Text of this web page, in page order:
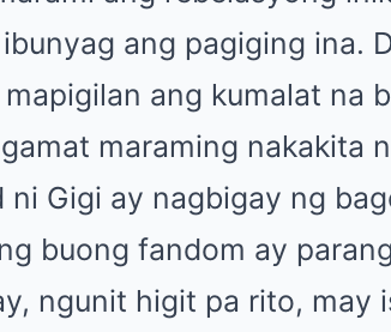
ang pagiging ina.
ang kumalat na
maraming nakakita
ni Gigi ay nagbigay ng
buong fandom ay
ngunit higit pa rito, may